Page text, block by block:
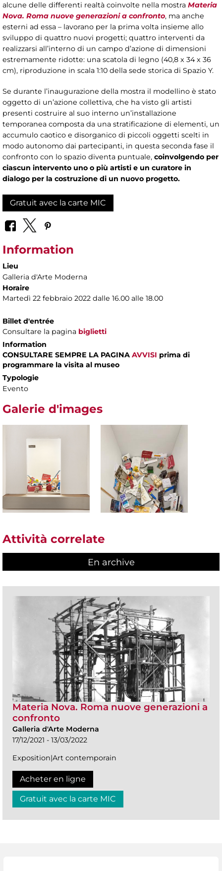
alcune delle differenti realtà coinvolte nella mostra Materia
Nova. Roma nuove generazioni a confronto, ma anche
esterni ad essa – lavorano per la prima volta insieme allo
sviluppo di quattro nuovi progetti; quattro interventi da
realizzarsi all’interno di un campo d’azione di dimensioni
estremamente ridotte: una scatola di legno (40,8 x 34 x 36
cm), riproduzione in scala 1:10 della sede storica di Spazio Y.
Se durante l’inaugurazione della mostra il modellino è stato
oggetto di un’azione collettiva, che ha visto gli artisti
presenti costruire al suo interno un’installazione
temporanea composta da una stratificazione di elementi, un
accumulo caotico e disorganico di piccoli oggetti scelti in
modo autonomo dai partecipanti, in questa seconda fase il
confronto con lo spazio diventa puntuale, coinvolgendo per
ciascun intervento uno o più artisti e un curatore in
dialogo per la costruzione di un nuovo progetto.
Gratuit avec la carte MIC
Information
Lieu
Galleria d'Arte Moderna
Horaire
Martedì 22 febbraio 2022 dalle 16.00 alle 18.00
Billet d'entrée
Consultare la pagina biglietti
Information
CONSULTARE SEMPRE LA PAGINA AVVISI prima di
programmare la visita al museo
Typologie
Evento
Galerie d'images
Attività correlate
En archive
Materia Nova. Roma nuove generazioni a
confronto
Galleria d'Arte Moderna
17/12/2021 - 13/03/2022
Exposition|Art contemporain
Acheter en ligne
Gratuit avec la carte MIC